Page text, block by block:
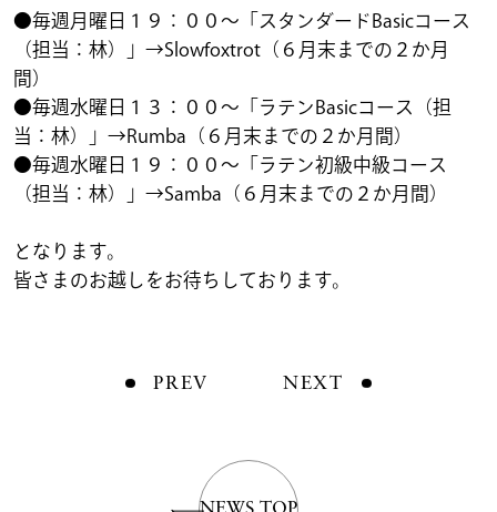
●毎週月曜日１９：００～「スタンダードBasicコース
（担当：林）」→Slowfoxtrot（６月末までの２か月
間）
●毎週水曜日１３：００～「ラテンBasicコース（担
当：林）」→Rumba（６月末までの２か月間）
●毎週水曜日１９：００～「ラテン初級中級コース
（担当：林）」→Samba（６月末までの２か月間）
となります。
皆さまのお越しをお待ちしております。
PREV NEXT